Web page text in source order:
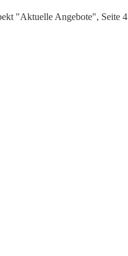
"Aktuelle Angebote", Seite 4